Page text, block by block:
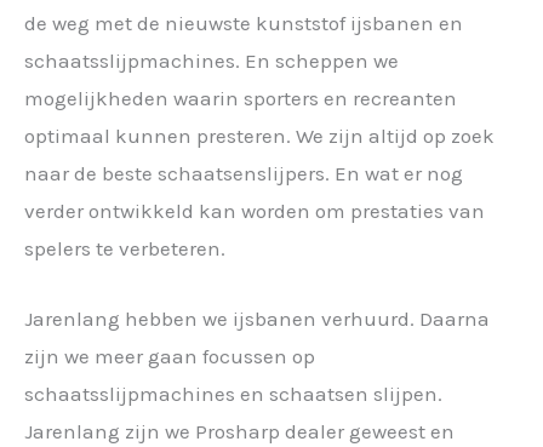
de weg met de nieuwste kunststof ijsbanen en
schaatsslijpmachines. En scheppen we
mogelijkheden waarin sporters en recreanten
optimaal kunnen presteren. We zijn altijd op zoek
naar de beste schaatsenslijpers. En wat er nog
verder ontwikkeld kan worden om prestaties van
spelers te verbeteren.
Jarenlang hebben we ijsbanen verhuurd. Daarna
zijn we meer gaan focussen op
schaatsslijpmachines en schaatsen slijpen.
Jarenlang zijn we Prosharp dealer geweest en